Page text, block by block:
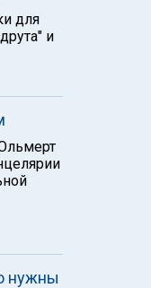
для
и
нужны